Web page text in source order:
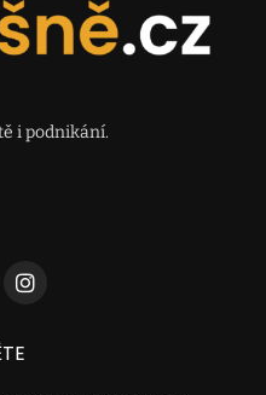
i podnikání.